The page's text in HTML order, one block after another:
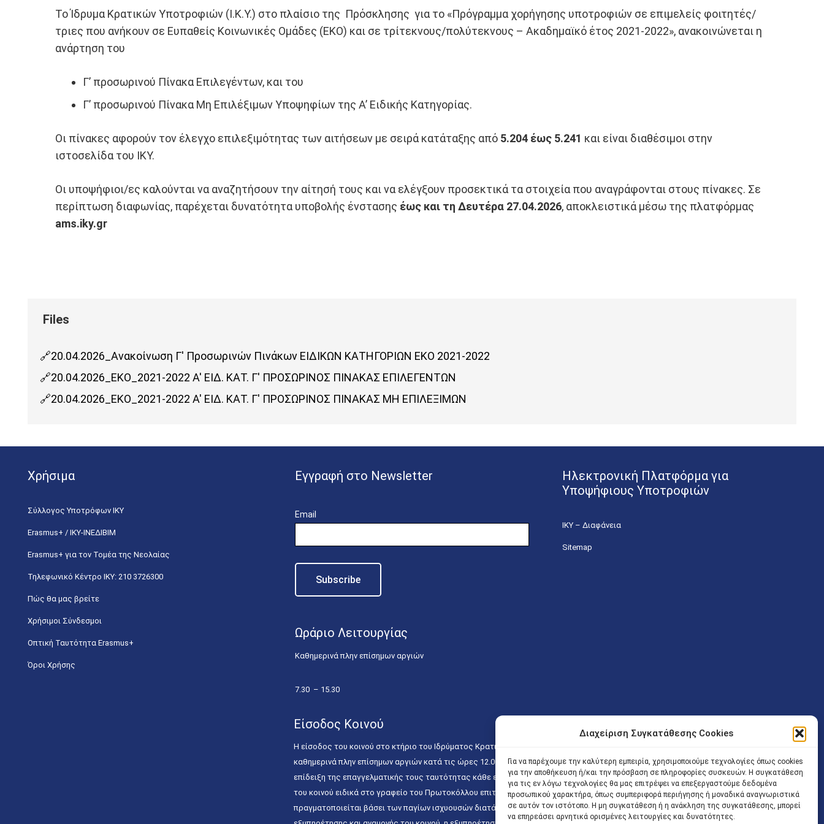
Διαχείριση Συγκατάθεσης Cookies
Για να παρέχουμε την καλύτερη εμπειρία, χρησιμοποιούμε τεχνολογίες όπως cookies
για την αποθήκευση ή/και την πρόσβαση σε πληροφορίες συσκευών. Η συγκατάθεση
για τις εν λόγω τεχνολογίες θα μας επιτρέψει να επεξεργαστούμε δεδομένα
προσωπικού χαρακτήρα, όπως συμπεριφορά περιήγησης ή μοναδικά αναγνωριστικά
σε αυτόν τον ιστότοπο. Η μη συγκατάθεση ή η ανάκληση της συγκατάθεσης, μπορεί
να επηρεάσει αρνητικά ορισμένες λειτουργίες και δυνατότητες.
Το Ίδρυμα Κρατικών Υποτροφιών (Ι.Κ.Υ.) στο πλαίσιο της Πρόσκλησης για το «Πρόγραμμα χορήγησης υποτροφιών σε επιμελείς φοιτητές/
τριες που ανήκουν σε Ευπαθείς Κοινωνικές Ομάδες (ΕΚΟ) και σε τρίτεκνους/πολύτεκνους – Ακαδημαϊκό έτος 2021-2022», ανακοινώνεται η
ανάρτηση του
Γ’ προσωρινού Πίνακα Επιλεγέντων, και του
Γ’ προσωρινού Πίνακα Μη Επιλέξιμων Υποψηφίων της Α’ Ειδικής Κατηγορίας.
Οι πίνακες αφορούν τον έλεγχο επιλεξιμότητας των αιτήσεων με σειρά κατάταξης από 5.204 έως 5.241 και είναι διαθέσιμοι στην
ιστοσελίδα του ΙΚΥ.
Οι υποψήφιοι/ες καλούνται να αναζητήσουν την αίτησή τους και να ελέγξουν προσεκτικά τα στοιχεία που αναγράφονται στους πίνακες. Σε
περίπτωση διαφωνίας, παρέχεται δυνατότητα υποβολής ένστασης έως και τη Δευτέρα 27.04.2026, αποκλειστικά μέσω της πλατφόρμας
ams.iky.gr
20.04.2026_Ανακοίνωση Γ' Προσωρινών Πινάκων ΕΙΔΙΚΩΝ ΚΑΤΗΓΟΡΙΩΝ ΕΚΟ 2021-2022
20.04.2026_ΕΚΟ_2021-2022 Α' ΕΙΔ. ΚΑΤ. Γ' ΠΡΟΣΩΡΙΝΟΣ ΠΙΝΑΚΑΣ ΕΠΙΛΕΓΕΝΤΩΝ
20.04.2026_ΕΚΟ_2021-2022 Α' ΕΙΔ. ΚΑΤ. Γ' ΠΡΟΣΩΡΙΝΟΣ ΠΙΝΑΚΑΣ ΜΗ ΕΠΙΛΕΞΙΜΩΝ
Χρήσιμα
Σύλλογος Υποτρόφων ΙΚΥ
Erasmus+ / ΙΚΥ-ΙΝΕΔΙΒΙΜ
Erasmus+ για τον Τομέα της Νεολαίας
Τηλεφωνικό Κέντρο IKY: 210 3726300
Πώς θα μας βρείτε
Χρήσιμοι Σύνδεσμοι
Οπτική Ταυτότητα Erasmus+
Όροι Χρήσης
Εγγραφή στο Newsletter
Email
Ωράριο Λειτουργίας
Καθημερινά πλην επίσημων αργιών
7.30 – 15.30
Ηλεκτρονική Πλατφόρμα για
Υποψήφιους Υποτροφιών
ΙΚΥ – Διαφάνεια
Sitemap
Είσοδος Κοινού
Η είσοδος του κοινού στο κτήριο του Ιδρύματος Κρατικών Υποτροφιών (Λ. Εθνικής Αντιστάσεως 41 T.K.14234 Νέα Ιωνία), επιτρέπεται
καθημερινά πλην επίσημων αργιών κατά τις ώρες 12.00 – 15.00. Η είσοδος των Δικηγόρων στο κτήριο επιτρέπεται ελεύθερα με την
επίδειξη της επαγγελματικής τους ταυτότητας κάθε εργάσιμη ημέρα και ώρα χωρίς κανέναν χρονικό ή άλλο περιορισμό. Η είσοδος
του κοινού ειδικά στο γραφείο του Πρωτοκόλλου επιτρέπεται καθημερινά κατά τις ώρες 9.00 – 15.00. Η εξυπηρέτηση του κοινού
πραγματοποιείται βάσει των παγίων ισχυουσών διατάξεων. Για την αποφυγή συνωστισμού εντός του εσωτερικού χώρου